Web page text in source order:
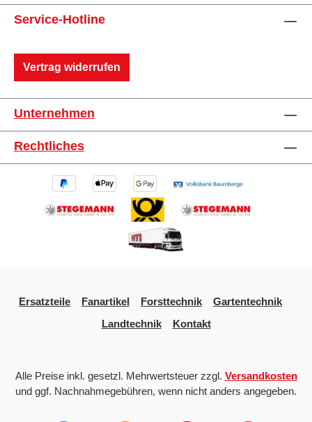
Service-Hotline
Vertrag widerrufen
Unternehmen
Rechtliches
Ersatzteile Fanartikel Forsttechnik
Gartentechnik
Landtechnik
Kontakt
Alle Preise inkl. gesetzl. Mehrwertsteuer zzgl. Versandkosten
und ggf. Nachnahmegebühren, wenn nicht anders angegeben.